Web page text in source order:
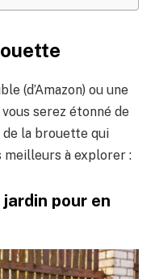
(d’Amazon) ou une
serez étonné de
la brouette qui
meilleurs à explorer :
pour en